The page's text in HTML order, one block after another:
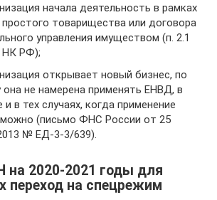
начала деятельность в рамках
товарищества или договора
управления имуществом (п. 2.1
НК РФ);
открывает новый бизнес, по
не намерена применять ЕНВД, в
и в тех случаях, когда применение
(письмо ФНС России от 25
№ ЕД-3-3/639).
на 2020-2021 годы для
переход на спецрежим